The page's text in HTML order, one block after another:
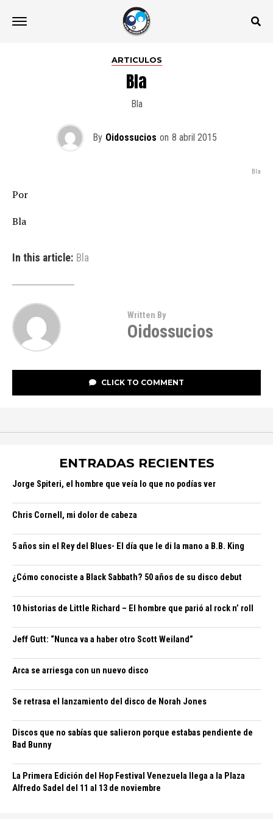
ARTICULOS
Bla
Bla
By Oidossucios on 8 abril 2015
Bla
Por
Bla
In this article: Bla
Written By
Oidossucios
CLICK TO COMMENT
ENTRADAS RECIENTES
Jorge Spiteri, el hombre que veía lo que no podías ver
Chris Cornell, mi dolor de cabeza
5 años sin el Rey del Blues- El día que le di la mano a B.B. King
¿Cómo conociste a Black Sabbath? 50 años de su disco debut
10 historias de Little Richard – El hombre que parió al rock n’ roll
Jeff Gutt: “Nunca va a haber otro Scott Weiland”
Arca se arriesga con un nuevo disco
Se retrasa el lanzamiento del disco de Norah Jones
Discos que no sabías que salieron porque estabas pendiente de
Bad Bunny
La Primera Edición del Hop Festival Venezuela llega a la Plaza
Alfredo Sadel del 11 al 13 de noviembre